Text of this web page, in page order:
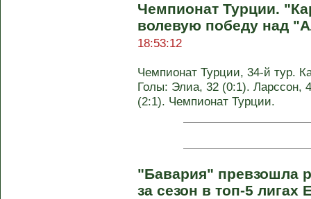
Чемпионат Турции.
волевую победу над
18:53:12
Чемпионат Турции, 34-й тур.
Голы: Элиа, 32 (0:1). Ларссон,
(2:1). Чемпионат Турции.
"Бавария" превзошла
за сезон в топ-5